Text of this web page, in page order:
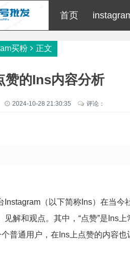
首页
买粉 正文
赞的Ins内容分析
2024-10-28 21:30:35 评论：
Instagram（以下简称Ins）在当
见解和观点。其中，“点赞”是Ins
普通用户，在Ins上点赞的内容